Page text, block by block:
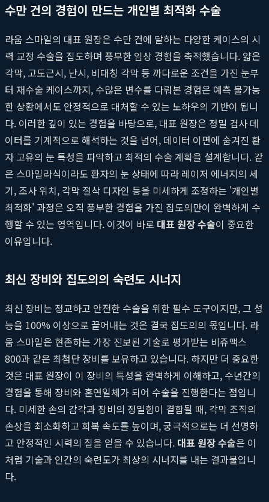
수만 건의 경험이 만드는 개인별 최적화 수술
라움 스마일의 대표 원장은 수만 건에 달하는 다양한 케이스의 시
력 교정 수술을 집도하며 풍부한 임상 경험을 축적했습니다. 얇은
각막, 고도근시, 난시, 비대칭 각막 등 까다로운 조건을 가진 눈부
터 재수술 케이스까지, 수많은 변수를 다뤄본 경험은 예측 불가능
한 상황에서도 안정적으로 대처할 수 있는 노하우의 기반이 됩니
다. 이러한 깊이 있는 경험을 바탕으로, 대표 원장은 정밀 검사 데
이터를 기계적으로 해석하는 것을 넘어, 데이터 이면에 숨겨진 환
자 고유의 눈 특성을 파악하고 최적의 수술 계획을 설계합니다. 같
은 스마일라식이라도 환자의 눈 상태에 따라 레이저 에너지의 세
기, 조사 위치, 각막 절삭 디자인 등을 미세하게 조정하는 '개인별
최적화' 과정은 오직 풍부한 경험을 가진 집도의만이 완벽하게 수
행할 수 있는 영역입니다. 이것이 바로 대표 원장 수술이 중요한
이유입니다.
최신 장비와 집도의의 숙련도 시너지
최신 장비는 정교하고 안전한 수술을 위한 필수 도구이지만, 그 성
능을 100% 이상으로 끌어내는 것은 결국 집도의의 몫입니다. 라
움 스마일은 현존하는 가장 진보된 기술로 평가받는 비쥬맥스
800과 같은 최첨단 장비를 보유하고 있습니다. 하지만 더 중요한
것은 대표 원장이 이 장비의 특성을 완벽하게 이해하고, 수년간의
경험을 통해 장비와 혼연일체가 되어 수술을 진행한다는 점입니
다. 미세한 손의 감각과 장비의 정밀함이 결합될 때, 각막 조직의
손상을 최소화하고 회복 속도를 높이며, 궁극적으로는 더 선명하
고 안정적인 시력의 질을 얻을 수 있습니다. 대표 원장 수술은 이
처럼 기술과 인간의 숙련도가 최상의 시너지를 내는 결과물입니
다.